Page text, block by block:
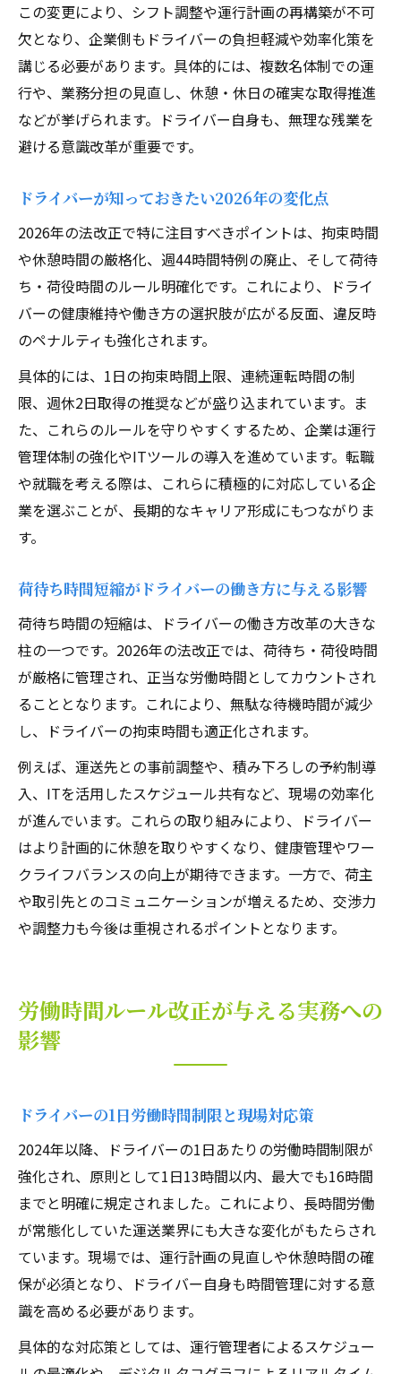
この変更により、シフト調整や運行計画の再構築が不可
欠となり、企業側もドライバーの負担軽減や効率化策を
講じる必要があります。具体的には、複数名体制での運
行や、業務分担の見直し、休憩・休日の確実な取得推進
などが挙げられます。ドライバー自身も、無理な残業を
避ける意識改革が重要です。
ドライバーが知っておきたい2026年の変化点
2026年の法改正で特に注目すべきポイントは、拘束時間
や休憩時間の厳格化、週44時間特例の廃止、そして荷待
ち・荷役時間のルール明確化です。これにより、ドライ
バーの健康維持や働き方の選択肢が広がる反面、違反時
のペナルティも強化されます。
具体的には、1日の拘束時間上限、連続運転時間の制
限、週休2日取得の推奨などが盛り込まれています。ま
た、これらのルールを守りやすくするため、企業は運行
管理体制の強化やITツールの導入を進めています。転職
や就職を考える際は、これらに積極的に対応している企
業を選ぶことが、長期的なキャリア形成にもつながりま
す。
荷待ち時間短縮がドライバーの働き方に与える影響
荷待ち時間の短縮は、ドライバーの働き方改革の大きな
柱の一つです。2026年の法改正では、荷待ち・荷役時間
が厳格に管理され、正当な労働時間としてカウントされ
ることとなります。これにより、無駄な待機時間が減少
し、ドライバーの拘束時間も適正化されます。
例えば、運送先との事前調整や、積み下ろしの予約制導
入、ITを活用したスケジュール共有など、現場の効率化
が進んでいます。これらの取り組みにより、ドライバー
はより計画的に休憩を取りやすくなり、健康管理やワー
クライフバランスの向上が期待できます。一方で、荷主
や取引先とのコミュニケーションが増えるため、交渉力
や調整力も今後は重視されるポイントとなります。
労働時間ルール改正が与える実務への
影響
ドライバーの1日労働時間制限と現場対応策
2024年以降、ドライバーの1日あたりの労働時間制限が
強化され、原則として1日13時間以内、最大でも16時間
までと明確に規定されました。これにより、長時間労働
が常態化していた運送業界にも大きな変化がもたらされ
ています。現場では、運行計画の見直しや休憩時間の確
保が必須となり、ドライバー自身も時間管理に対する意
識を高める必要があります。
具体的な対応策としては、運行管理者によるスケジュー